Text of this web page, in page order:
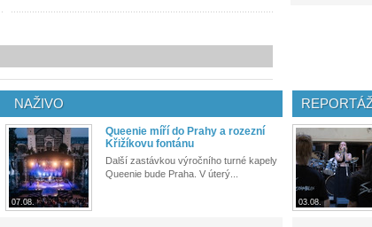
NAŽIVO
07.08.
Queenie míří do Prahy a rozezní
Křižíkovu fontánu
Další zastávkou výročního turné kapely
Queenie bude Praha. V úterý...
03.08.